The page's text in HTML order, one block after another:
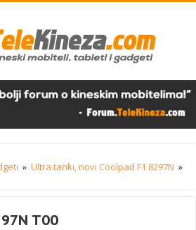
» Ultra tanki, novi Coolpad F1 8297N »
T00